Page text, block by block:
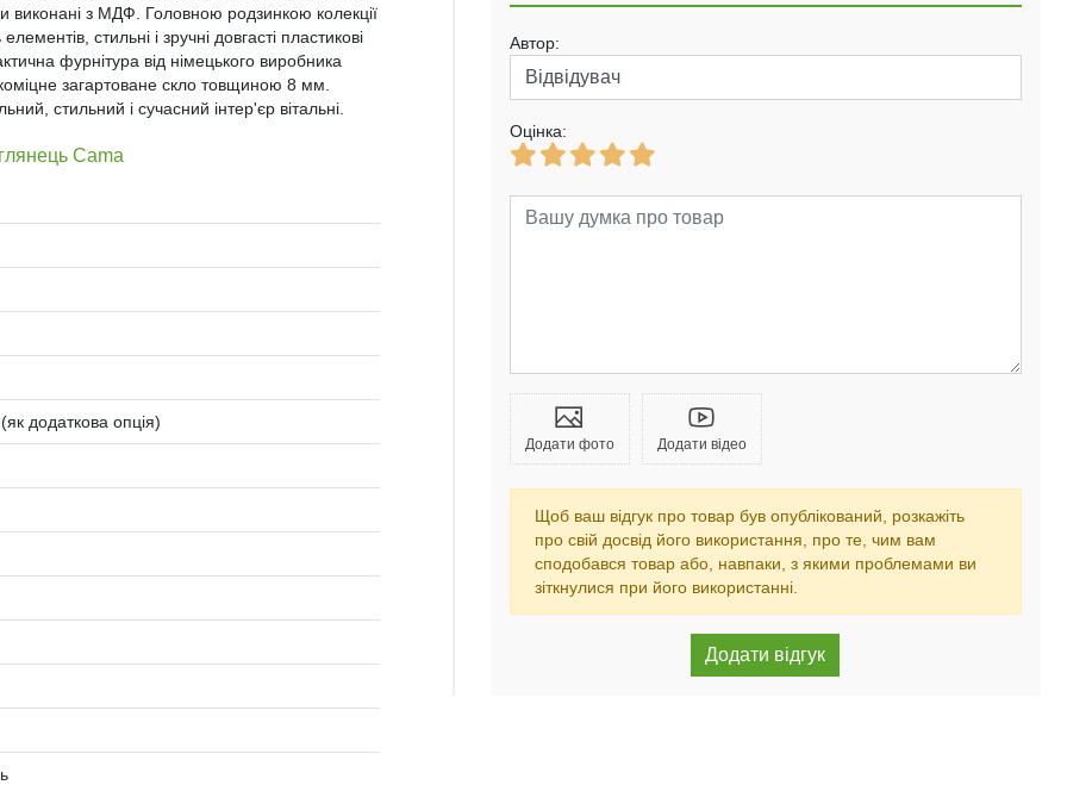
виконані з МДФ. Головною родзинкою колекції
стильні і зручні довгасті пластикові
фурнітура від німецького виробника
загартоване скло товщиною 8 мм.
стильний і сучасний інтер'єр вітальні.
Cama
додаткова опція)
Автор:
Оцінка:
Додати фото Додати відео
Щоб ваш відгук про товар був опублікований, розкажіть
про свій досвід його використання, про те, чим вам
сподобався товар або, навпаки, з якими проблемами ви
зіткнулися при його використанні.